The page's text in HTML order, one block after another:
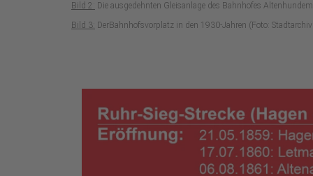
Bild 2:
Die ausgedehnten Gleisanlage des Bahnhofes
Bild 3: DerBahnhofsvorplatz in den 1930-Jahren (Foto: